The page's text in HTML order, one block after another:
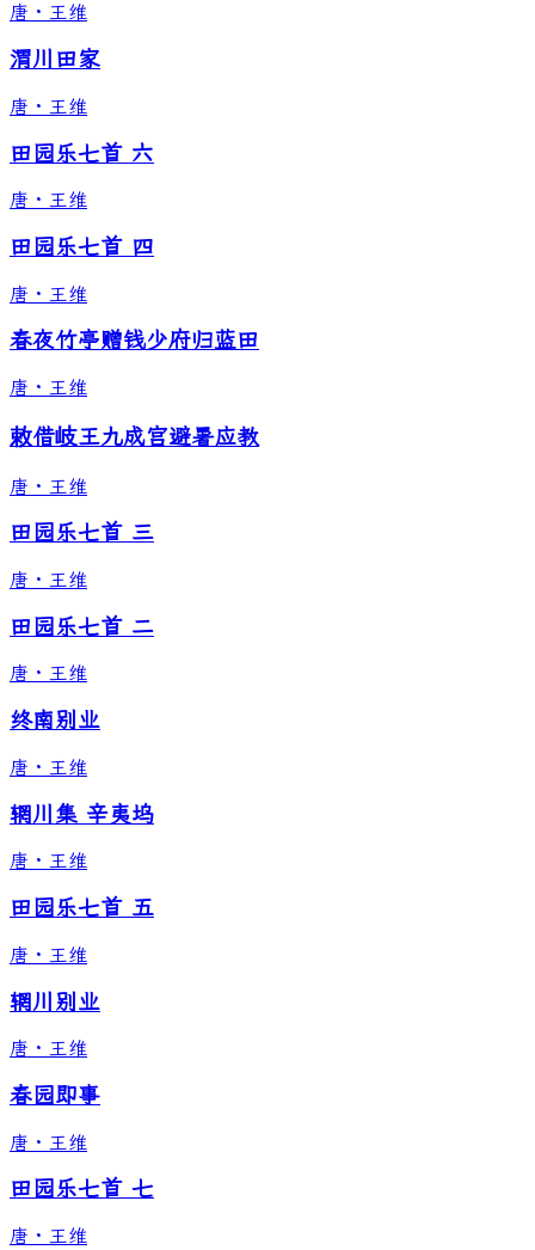
唐 · 王维
渭川田家
唐 · 王维
田园乐七首 六
唐 · 王维
田园乐七首 四
唐 · 王维
春夜竹亭赠钱少府归蓝田
唐 · 王维
敕借岐王九成宫避暑应教
唐 · 王维
田园乐七首 三
唐 · 王维
田园乐七首 二
唐 · 王维
终南别业
唐 · 王维
辋川集 辛夷坞
唐 · 王维
田园乐七首 五
唐 · 王维
辋川别业
唐 · 王维
春园即事
唐 · 王维
田园乐七首 七
唐 · 王维